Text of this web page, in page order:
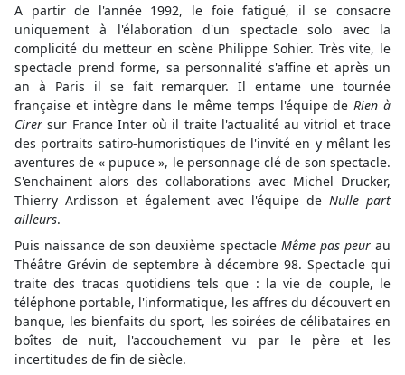
A partir de l'année 1992, le foie fatigué, il se consacre
uniquement à l'élaboration d'un spectacle solo avec la
complicité du metteur en scène Philippe Sohier. Très vite, le
spectacle prend forme, sa personnalité s'affine et après un
an à Paris il se fait remarquer. Il entame une tournée
française et intègre dans le même temps l'équipe deRien à
Cirer sur France Inter où il traite l'actualité au vitriol et trace
des portraits satiro-humoristiques de l'invité en y mêlant les
aventures de « pupuce », le personnage clé de son spectacle.
S'enchainent alors des collaborations avec Michel Drucker,
Thierry Ardisson et également avec l'équipe de Nulle part
ailleurs.
Puis naissance de son deuxième spectacle Même pas peur au
Théâtre Grévin de septembre à décembre 98. Spectacle qui
traite des tracas quotidiens tels que : la vie de couple, le
téléphone portable, l'informatique, les affres du découvert en
banque, les bienfaits du sport, les soirées de célibataires en
boîtes de nuit, l'accouchement vu par le père et les
incertitudes de fin de siècle.